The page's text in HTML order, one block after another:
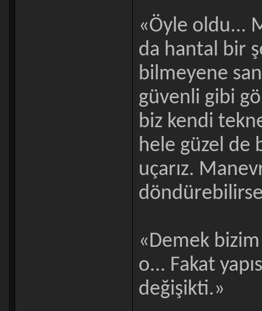
«Öyle oldu...
da hantal bir
bilmeyene
güvenli gibi
biz kendi
hele güzel de
uçarız.
«Demek
o... Fakat
değişikti.»